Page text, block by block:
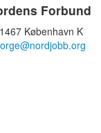
Forbund
København K